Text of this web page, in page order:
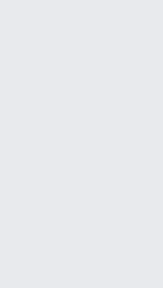
management-